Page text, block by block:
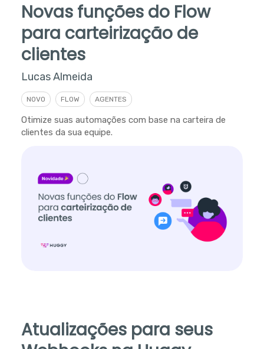
Novas funções do Flow
para carteirização de
clientes
Lucas Almeida
NOVO FLOW AGENTES
Otimize suas automações com base na carteira de
clientes da sua equipe.
Atualizações para seus